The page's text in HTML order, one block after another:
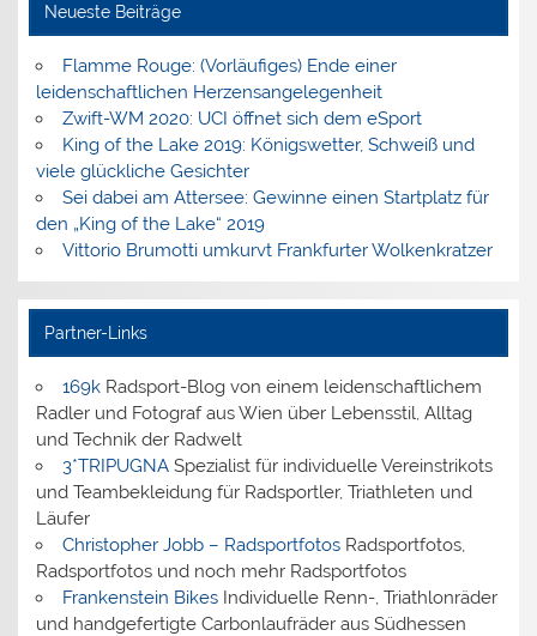
Neueste Beiträge
Flamme Rouge: (Vorläufiges) Ende einer
leidenschaftlichen Herzensangelegenheit
Zwift-WM 2020: UCI öffnet sich dem eSport
King of the Lake 2019: Königswetter, Schweiß und
viele glückliche Gesichter
Sei dabei am Attersee: Gewinne einen Startplatz für
den „King of the Lake“ 2019
Vittorio Brumotti umkurvt Frankfurter Wolkenkratzer
Partner-Links
169kRadsport-Blog von einem leidenschaftlichem
Radler und Fotograf aus Wien über Lebensstil, Alltag
und Technik der Radwelt
3*TRIPUGNASpezialist für individuelle Vereinstrikots
und Teambekleidung für Radsportler, Triathleten und
Läufer
Christopher Jobb – RadsportfotosRadsportfotos,
Radsportfotos und noch mehr Radsportfotos
Frankenstein BikesIndividuelle Renn-, Triathlonräder
und handgefertigte Carbonlaufräder aus Südhessen